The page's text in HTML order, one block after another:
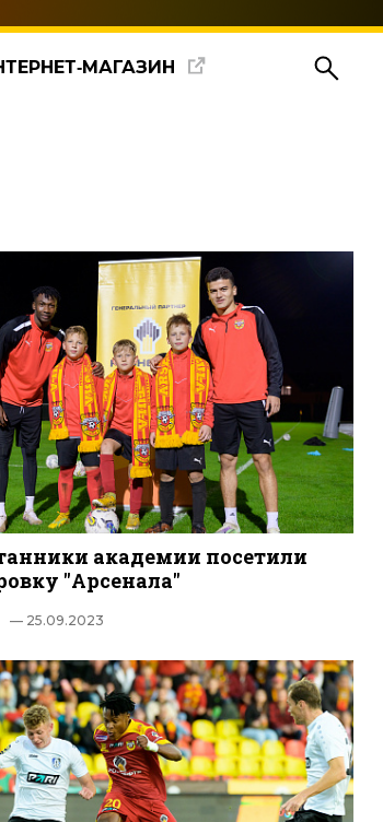
академии посетили
"Арсенала"
— 25.09.2023